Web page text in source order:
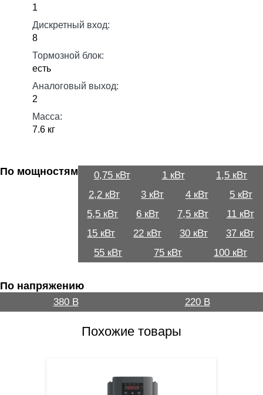
1
Дискретный вход:
8
Тормозной блок:
есть
Аналоговый выход:
2
Масса:
7.6 кг
По мощностям 0,75 кВт 1 кВт
1,5 кВт
2,2 кВт
3 кВт 4 кВт
5 кВт
5,5 кВт
6 кВт 7,5 кВт
11 кВт
15 кВт
22 кВт 30 кВт
37 кВт
55 кВт
75 кВт 100 кВт
По напряжению
380 В 220 В
Похожие товары